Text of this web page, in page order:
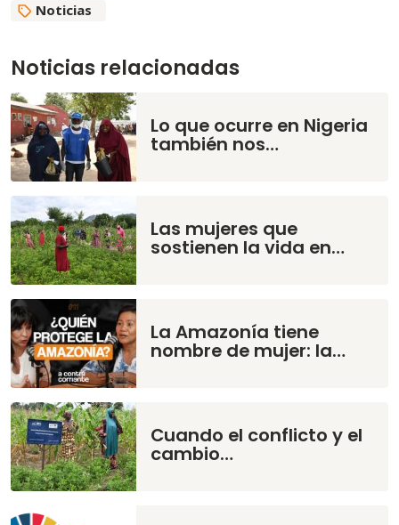
Noticias
Noticias relacionadas
Lo que ocurre en Nigeria
también nos…
Las mujeres que
sostienen la vida en…
La Amazonía tiene
nombre de mujer: la…
Cuando el conflicto y el
cambio…